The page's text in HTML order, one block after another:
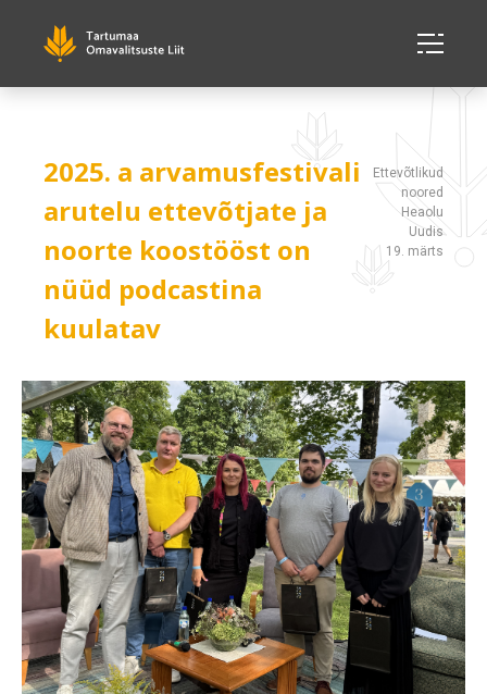
2025. a arvamusfestivali
arutelu ettevõtjate ja
noorte koostööst on
nüüd podcastina
kuulatav
Ettevõtlikud
noored
Heaolu
Uudis
19. märts